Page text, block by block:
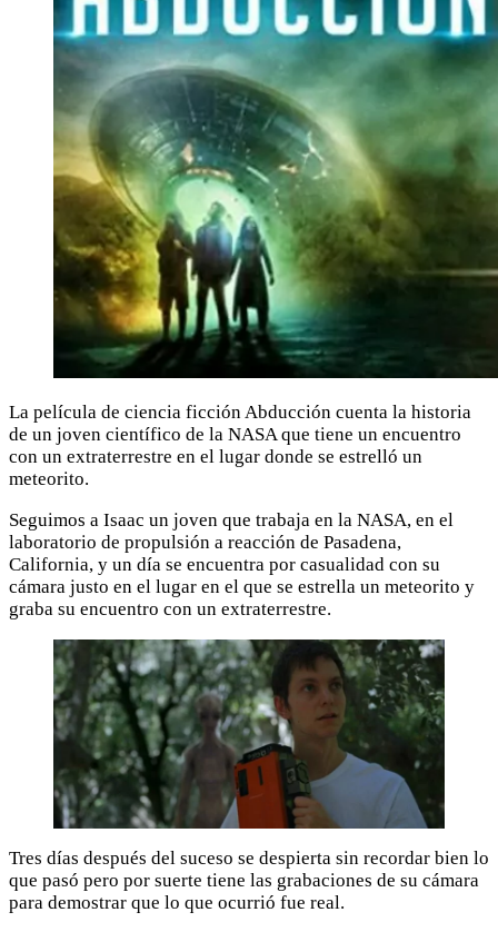
La película de ciencia ficción Abducción cuenta la historia
de un joven científico de la NASA que tiene un encuentro
con un extraterrestre en el lugar donde se estrelló un
meteorito.
Seguimos a Isaac un joven que trabaja en la NASA, en el
laboratorio de propulsión a reacción de Pasadena,
California, y un día se encuentra por casualidad con su
cámara justo en el lugar en el que se estrella un meteorito y
graba su encuentro con un extraterrestre.
Tres días después del suceso se despierta sin recordar bien lo
que pasó pero por suerte tiene las grabaciones de su cámara
para demostrar que lo que ocurrió fue real.